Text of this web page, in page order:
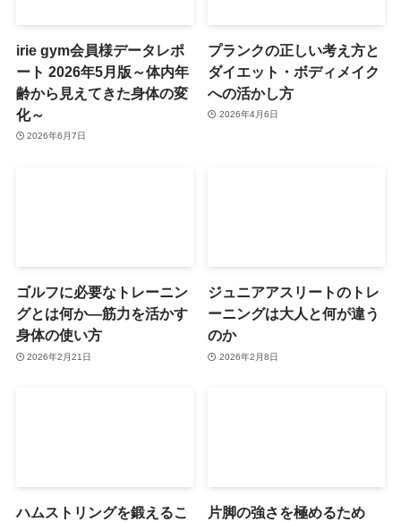
irie gym会員様データレポ
ート 2026年5月版～体内年
齢から見えてきた身体の変
化～
2026年6月7日
プランクの正しい考え方と
ダイエット・ボディメイク
への活かし方
2026年4月6日
ゴルフに必要なトレーニン
グとは何か―筋力を活かす
身体の使い方
2026年2月21日
ジュニアアスリートのトレ
ーニングは大人と何が違う
のか
2026年2月8日
ハムストリングを鍛えるこ
片脚の強さを極めるため